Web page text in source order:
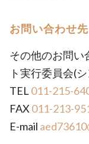
お問い合わせ先
その他のお問い
ト実行委員会(
TEL 011-215-
FAX 011-213-
E-mail